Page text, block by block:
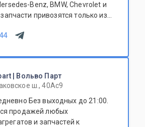
Benz, BMW, Chevrolet и
| Вольво Парт
ш., 40Ас9
Без выходных до 21:00.
продажей любых
и запчастей к